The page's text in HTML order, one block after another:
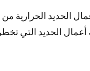
الحديد الحرارية من
أعمال الحديد التي تخطر